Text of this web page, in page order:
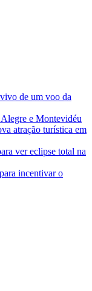
de um voo da
e Montevidéu
atração turística em
ver eclipse total na
incentivar o